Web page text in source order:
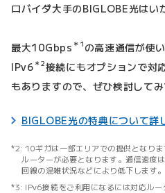
ロバイダ大手のBIGLOBE光はい
最大10Gbps ＊1の高速通信が使
IPv6＊2接続にもオプションで対
もありますので、ぜひ検討してみ
BIGLOBE光の特典について詳
10ギガは一部エリアでの提供となり
ルーターが必要となります。通信速度
回線の混雑状況などにより低下します。
IPv6接続をご利用になるには対応ルー